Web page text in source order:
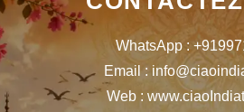
WhatsApp :
Email :
Web :